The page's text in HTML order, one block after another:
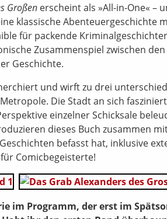
Großen erscheint als »All-in-One« –
klassische
für packende
Zusammenspiel zwischen
Geschichte.
und wirft zu drei
Die Stadt an sich
einzelner Schicksale
dieses Buch zusammen
befasst hat, inklusive
Comicbegeisterte!
im Programm, der erst im